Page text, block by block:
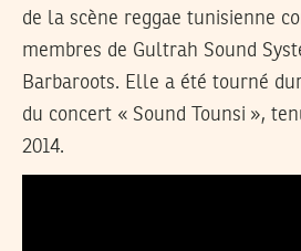
de la scène reggae tunisienne
membres de Gultrah Sound
Barbaroots. Elle a été tourné
du concert « Sound Tounsi »,
2014.